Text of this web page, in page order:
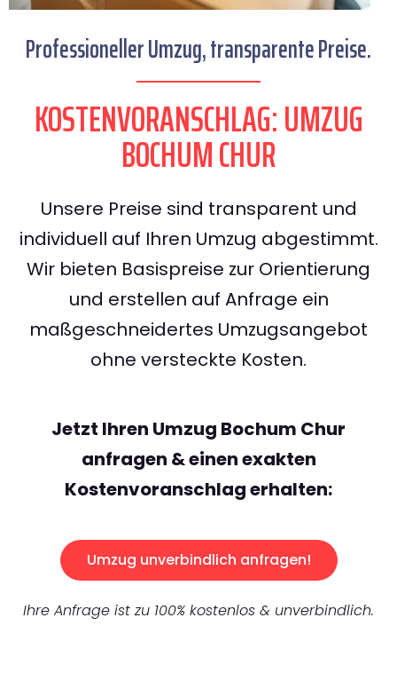
Professioneller Umzug, transparente Preise.
KOSTENVORANSCHLAG: UMZUG
BOCHUM CHUR
Unsere Preise sind transparent und
individuell auf Ihren Umzug abgestimmt.
Wir bieten Basispreise zur Orientierung
und erstellen auf Anfrage ein
maßgeschneidertes Umzugsangebot
ohne versteckte Kosten.
Jetzt Ihren Umzug Bochum Chur
anfragen & einen exakten
Kostenvoranschlag erhalten:
Umzug unverbindlich anfragen!
Ihre Anfrage ist zu 100% kostenlos & unverbindlich.